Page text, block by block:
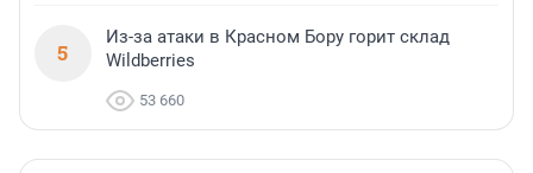
5
Из-за атаки в Красном Бору горит склад
Wildberries
53 660